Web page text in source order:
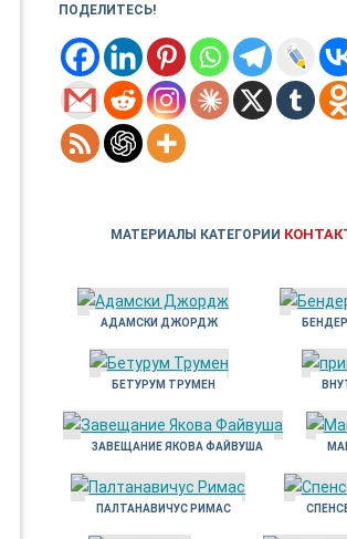
ПОДЕЛИТЕСЬ!
МАТЕРИАЛЫ КАТЕГОРИИ
АДАМСКИ ДЖОРДЖ
БЕТУРУМ ТРУМЕН
ЗАВЕЩАНИЕ ЯКОВА ФАЙВУША
ПАЛТАНАВИЧУС РИМАС